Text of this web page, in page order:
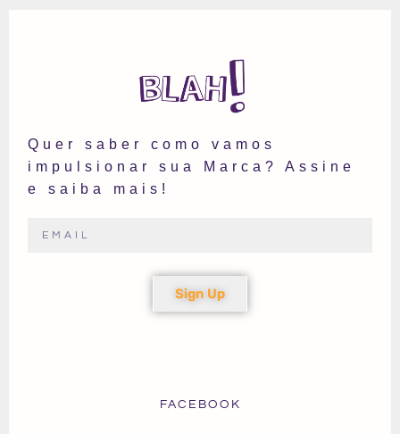
Quer saber como vamos
impulsionar sua Marca? Assine
e saiba mais!
Sign Up
FACEBOOK